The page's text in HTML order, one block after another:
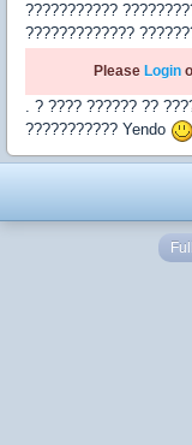
???????????
?????????????
Please Login
. ? ???? ?????? ??
??????????? Yendo